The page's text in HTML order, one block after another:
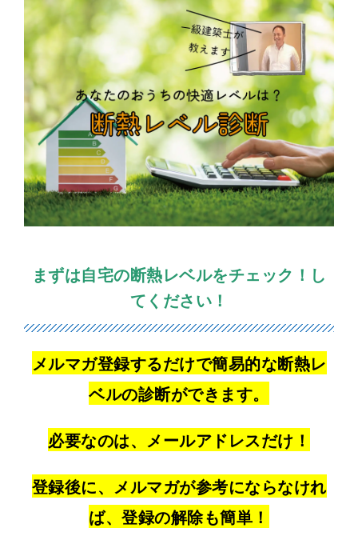
まずは自宅の断熱レベルをチェック！し
てください！
メルマガ登録するだけで簡易的な断熱レ
ベルの診断ができます。
必要なのは、メールアドレスだけ！
登録後に、メルマガが参考にならなけれ
ば、登録の解除も簡単！